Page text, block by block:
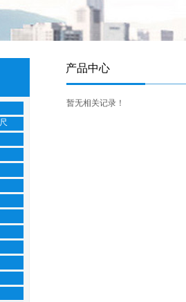
产品中心
暂无相关记录！